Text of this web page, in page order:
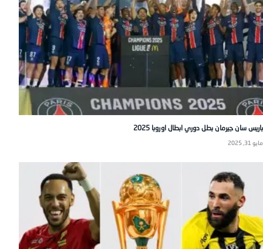
باريس سان جيرمان بطل دوري ابطال اوروبا 2025
مايو 31, 2025